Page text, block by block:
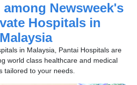
Newsweek's
Hospitals in
Malaysia
in Malaysia, Pantai Hospitals are
world class healthcare and medical
tailored to your needs.